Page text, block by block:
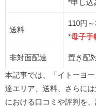
*申し込
送料
110円～
*母子手
非対面配達 置き配
本記事では、「イトーヨ
達エリア、送料、さらに
における口コミや評判を